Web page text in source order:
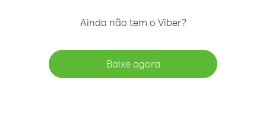
Ainda não tem o Viber?
Baixe agora